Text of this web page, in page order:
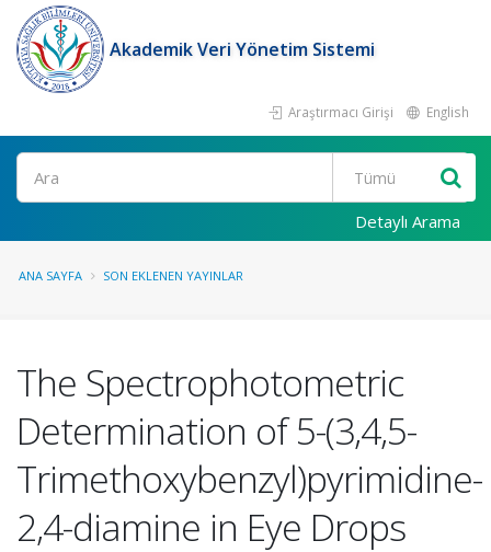
Akademik Veri Yönetim Sistemi
Araştırmacı Girişi English
Ara
Detaylı Arama
ANA SAYFA SON EKLENEN YAYINLAR
The Spectrophotometric
Determination of 5-(3,4,5-
Trimethoxybenzyl)pyrimidine-
2,4-diamine in Eye Drops